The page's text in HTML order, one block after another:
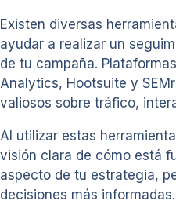
Existen diversas
ayudar a realizar un
de tu campaña.
Analytics, Hootsuite y
valiosos sobre tráfico,
Al utilizar estas
visión clara de cómo está
aspecto de tu estrategia,
decisiones más informadas.